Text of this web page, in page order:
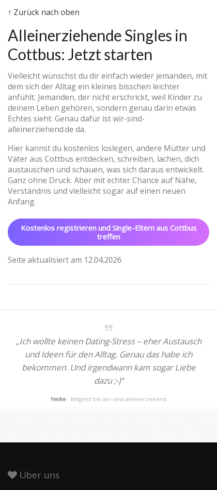
↑ Zurück nach oben
Alleinerziehende Singles in
Cottbus: Jetzt starten
Vielleicht wünschst du dir einfach wieder jemanden, mit
dem sich der Alltag ein kleines bisschen leichter
anfühlt. Jemanden, der nicht erschrickt, weil Kinder zu
deinem Leben gehören, sondern genau darin etwas
Echtes sieht. Genau dafür ist wir-sind-
alleinerziehend.de da.
Hier kannst du kostenlos loslegen, andere Mütter und
Väter aus Cottbus entdecken, schreiben, lachen, dich
austauschen und schauen, was sich daraus entwickelt.
Ganz ohne Druck. Aber mit echter Chance auf Nähe,
Verständnis und vielleicht sogar auf einen neuen
Anfang.
Kostenlos registrieren und Single-Eltern aus Cottbus
treffen
Seite aktualisiert am 12.04.2026
„Ich wollte keinen Dating-Stress – eher Austausch
und Ideen für den Alltag. Genau das habe ich
bekommen. Und irgendwann kam sogar Liebe
dazu ;-)“
Heike - Mitglied bei wir-sind-alleinerziehend
Über uns